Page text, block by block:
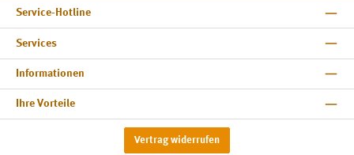
Service-Hotline
Services
Informationen
Ihre Vorteile
Vertrag widerrufen